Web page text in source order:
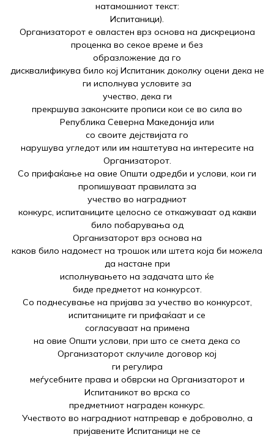
натамошниот текст:
Испитаници).
Организаторот е овластен врз основа на дискрециона
проценка во секое време и без
образложение да го
дисквалификува било кој Испитаник доколку оцени дека не
ги исполнува условите за
учество, дека ги
прекршува законските прописи кои се во сила во
Република Северна Македонија или
со своите дејствијата го
нарушува угледот или им наштетува на интересите на
Организаторот.
Со прифаќање на овие Општи одредби и услови, кои ги
пропишуваат правилата за
учество во наградниот
конкурс, испитаниците целосно се откажуваат од какви
било побарувања од
Организаторот врз основа на
каков било надомест на трошок или штета која би можела
да настане при
исполнувањето на задачата што ќе
биде предметот на конкурсот.
Со поднесување на пријава за учество во конкурсот,
испитаниците ги прифаќаат и се
согласуваат на примена
на овие Општи услови, при што се смета дека со
Организаторот склучиле договор кој
ги регулира
меѓусебните права и обврски на Организаторот и
Испитаникот во врска со
предметниот награден конкурс.
Учеството во наградниот натпревар е доброволно, а
пријавените Испитаници не се